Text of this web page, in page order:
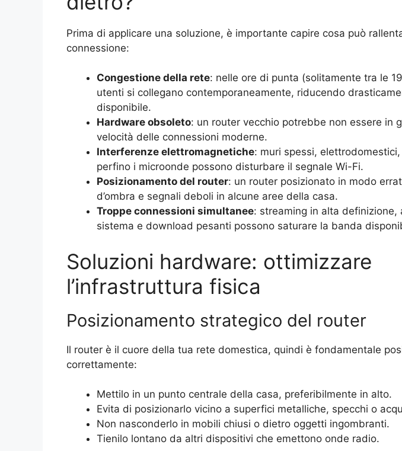
Prima di applicare una soluzione, è importante capire cosa può
connessione:
Congestione della rete: nelle ore di punta (solitamente tra le
utenti si collegano contemporaneamente, riducendo
disponibile.
Hardware obsoleto: un router vecchio potrebbe non essere in
velocità delle connessioni moderne.
Interferenze elettromagnetiche: muri spessi,
perfino i microonde possono disturbare il segnale Wi-Fi.
Posizionamento del router: un router posizionato in modo
d’ombra e segnali deboli in alcune aree della casa.
Troppe connessioni simultanee: streaming in alta definizione,
sistema e download pesanti possono saturare la banda
Soluzioni hardware: ottimizzare
l’infrastruttura fisica
Posizionamento strategico del router
Il router è il cuore della tua rete domestica, quindi è fondamentale
correttamente:
Mettilo in un punto centrale della casa, preferibilmente in alto.
Evita di posizionarlo vicino a superfici metalliche, specchi o
Non nasconderlo in mobili chiusi o dietro oggetti ingombranti.
Tienilo lontano da altri dispositivi che emettono onde radio.